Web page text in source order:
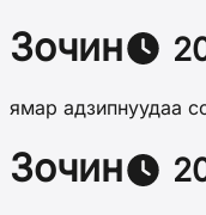
Зочин
ямар адзипнуудаа
Зочин